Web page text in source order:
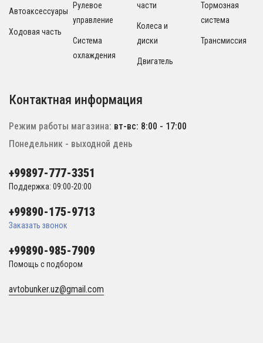
Автоаксессуары
Ходовая часть
Рулевое
управление
Система
охлаждения
части
Колеса и
диски
Двигатель
Тормозная
система
Трансмиссия
Контактная информация
Режим работы магазина: вт-вс: 8:00 - 17:00
Понедельник - выходной день
+99897-777-3351
Поддержка: 09:00-20:00
+99890-175-9713
Заказать звонок
+99890-985-7909
Помощь с подбором
avtobunker.uz@gmail.com